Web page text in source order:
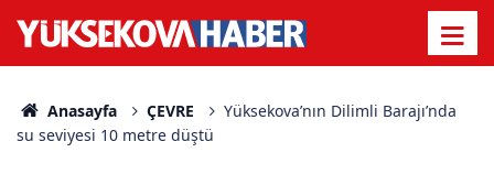
Anasayfa ÇEVRE
Yüksekova’nın Dilimli Barajı’nda
su seviyesi 10 metre düştü